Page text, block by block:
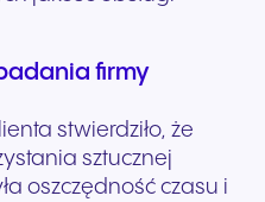
firmy
stwierdziło, że
sztucznej
oszczędność czasu i